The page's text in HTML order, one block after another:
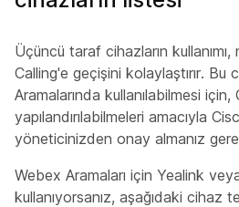
Üçüncü taraf cihazların
Calling'e geçişini kolaylaştırır. Bu
Aramalarında kullanılabilmesi
yapılandırılabilmeleri amacıyla
yöneticinizden onay almanız
Webex Aramaları için Yealink
kullanıyorsanız, aşağıdaki cihaz